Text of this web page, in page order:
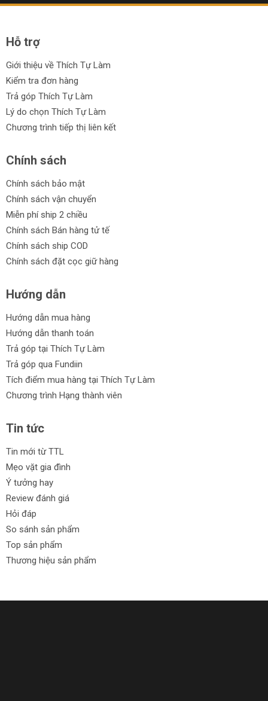
Hỗ trợ
Giới thiệu về Thích Tự Làm
Kiểm tra đơn hàng
Trả góp Thích Tự Làm
Lý do chọn Thích Tự Làm
Chương trình tiếp thị liên kết
Chính sách
Chính sách bảo mật
Chính sách vận chuyển
Miễn phí ship 2 chiều
Chính sách Bán hàng tử tế
Chính sách ship COD
Chính sách đặt cọc giữ hàng
Hướng dẫn
Hướng dẫn mua hàng
Hướng dẫn thanh toán
Trả góp tại Thích Tự Làm
Trả góp qua Fundiin
Tích điểm mua hàng tại Thích Tự Làm
Chương trình Hạng thành viên
Tin tức
Tin mới từ TTL
Mẹo vặt gia đình
Ý tưởng hay
Review đánh giá
Hỏi đáp
So sánh sản phẩm
Top sản phẩm
Thương hiệu sản phẩm